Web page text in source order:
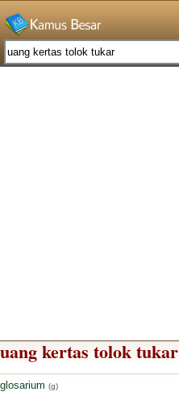
uang kertas tolok tukar
glosarium (g)